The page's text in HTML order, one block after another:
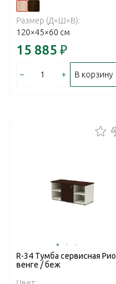
Размер (Д×Ш×В):
120×45×60 см
15 885 ₽
– + В корзину
R-34 Тумба сервисная Рио
венге / беж